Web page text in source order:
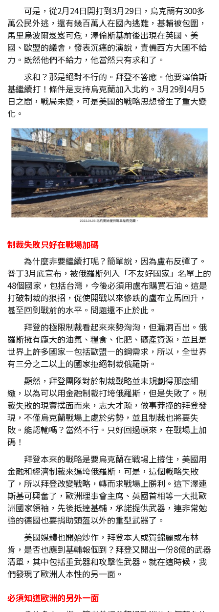
可是，從2月24日開打到3月29日，烏克蘭有300多
萬公民外逃，還有幾百萬人在國內逃難，基輔被包圍，
馬里烏波爾岌岌可危，澤倫斯基前後出現在英國、美
國、歐盟的議會，發表沉痛的演說，責備西方大國不給
力。既然他們不給力，他當然只有求和了。
求和？那是絕對不行的。拜登不答應。他要澤倫斯
基繼續打！條件是支持烏克蘭加入北約。3月29到4月5
日之間，戰局未變，可是美國的戰略思想發生了重大變
化。
制裁失敗只好在戰場加碼
為什麼非要繼續打呢？簡單說，因為盧布反彈了。
普丁3月底宣布，被俄羅斯列入「不友好國家」名單上的
48個國家，包括台灣，今後必須用盧布購買石油。這是
打破制裁的狠招，促使開戰以來慘跌的盧布立馬回升，
甚至回到戰前的水平。問題還不止於此。
拜登的極限制裁看起來來勢洶洶，但漏洞百出。俄
羅斯擁有龐大的油氣、糧食、化肥、礦產資源，並且是
世界上許多國家—包括歐盟—的鋼需求，所以，全世界
有三分之二以上的國家拒絕制裁俄羅斯。
顯然，拜登團隊對於制裁戰略並未規劃得那麼細
緻，以為可以用金融制裁打垮俄羅斯，但是失敗了。制
裁失敗的現實撲面而來，志大才疏，做事莽撞的拜登發
現，不僅烏克蘭戰場上處於劣勢，並且制裁也將要失
敗。能認輸嗎？當然不行。只好回過頭來，在戰場上加
碼！
拜登本來的戰略是要烏克蘭在戰場上撐住，美國用
金融和經濟制裁來逼垮俄羅斯，可是，這個戰略失敗
了，所以拜登改變戰略，轉而求戰場上勝利。這下澤連
斯基可興奮了，歐洲理事會主席、英國首相等一大批歐
洲國家領袖，先後抵達基輔，承諾提供武器，連非常勉
強的德國也要捐助頭盔以外的重型武器了。
美國媒體也開始炒作，拜登本人或賀錦麗或布林
肯，是否也應到基輔報個到？拜登又開出一份8億的武器
清單，其中包括重武器和攻擊性武器。就在這時候，我
們發現了歐洲人本性的另一面。
必須知道歐洲的另外一面